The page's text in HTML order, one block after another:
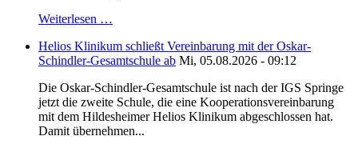
Weiterlesen …
Helios Klinikum schließt Vereinbarung mit der Oskar-
Schindler-Gesamtschule ab Mi, 05.08.2026 - 09:12
Die Oskar-Schindler-Gesamtschule ist nach der IGS Springe
jetzt die zweite Schule, die eine Kooperationsvereinbarung
mit dem Hildesheimer Helios Klinikum abgeschlossen hat.
Damit übernehmen...